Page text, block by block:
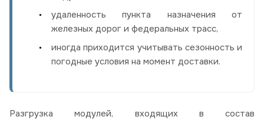
удаленность пункта назначения от
железных дорог и федеральных трасс,
иногда приходится учитывать сезонность и
погодные условия на момент доставки.
Разгрузка модулей, входящих в состав